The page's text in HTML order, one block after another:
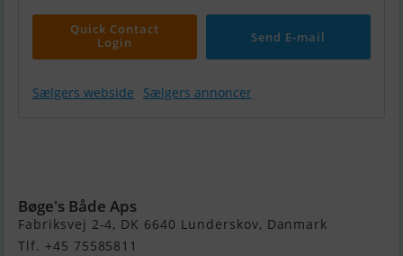
Quick Contact
Login
Send E-mail
Sælgers webside Sælgers annoncer
Bøge's Både Aps
Fabriksvej 2-4, DK 6640 Lunderskov, Danmark
Tlf. +45 75585811